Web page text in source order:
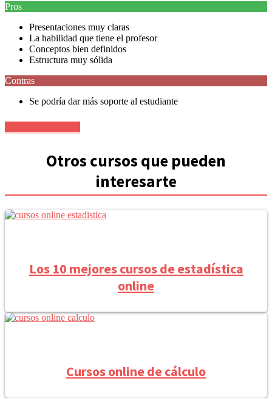
Pros
Presentaciones muy claras
La habilidad que tiene el profesor
Conceptos bien definidos
Estructura muy sólida
Contras
Se podría dar más soporte al estudiante
Otros cursos que pueden
interesarte
Los 10 mejores cursos de estadística
online
Cursos online de cálculo